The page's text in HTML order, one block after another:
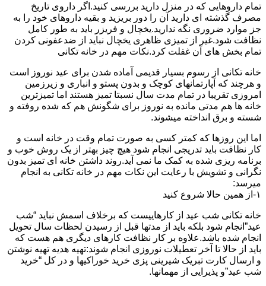
تمام داروهایی که در منزل دارید بررسی کنید.اگر داروی تاریخ
مصرف گذشته ای دارید آن را دور بریزید و بقیه داروهای خود را به
جز موارد ضروری نگه ندارید.یخچال و فریزر باید به طور کامل
نظافت شود.غیر از تمیزی ظاهری یخچال نباید از ضدعفونی کردن
تمام بخش های آن غفلت کرد.نکات مهم در خانه تکانی
خانه تکانی از رسوم بسیار قدیمی آماده شدن برای عید نوروز است
و هرچند که آپارتمانهای کوچک و بدون پستو و انباری و زیرزمین
امروزی تقریبا در تمام مدت سال نسبتا تمیز هستند اما تمیزترین
خانه ها هم مدتی مانده به نوروز برای شگونش هم که شده روفته و
شسته و برق انداخته میشوند.
اما این روزها که کمتر کسی به صورت تمام وقت در خانه است و
کار نظافت باید تدریجی انجام شود هیچ چیز بهتر از یک روش خوب و
برنامه ریزی شده به کمک ما نمی آید.روند داشتن خانه ای تمیز بدون
نگرانی و تشویش با رعایت این نکات مهم در خانه تکانی به انجام
میرسد:
۱-از همین حالا شروع کنید
خانه تکانی شب عید از کارهاییست که برخلاف اسمش نباید “شب
عید”انجام شود بلکه باید از مدتها قبل از رسیدن لحظات سال تحویل
انجام شده باشد.علاوه بر کار نظافت کارهای دیگری هم هست که
باید از حالا تا آخر تعطیلات نوروزی انجام شوند:تهیه هدیه تهیه نوشتن
و ارسال کارت تبریک شیرینی پزی خرید خوراکیها و در کل “خرید
شب عید”و پذیرایی از مهمانها.